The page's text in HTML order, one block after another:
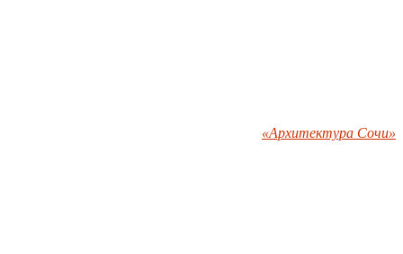
«Архитектура Сочи»